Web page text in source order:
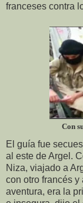
franceses contra
Con
El guía fue
al este de Argel.
Niza, viajado a
con otro francés
aventura, era la